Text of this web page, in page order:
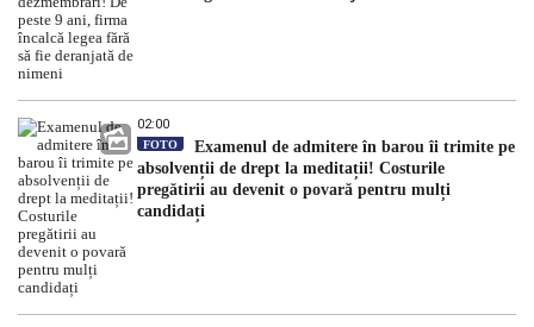
02:00
FOTO
Examenul de admitere în barou îi trimite pe
absolvenții de drept la meditații! Costurile
pregătirii au devenit o povară pentru mulți
candidați